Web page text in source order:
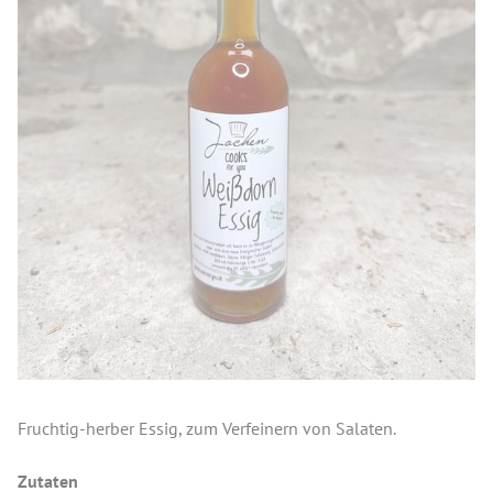
Fruchtig-herber Essig, zum Verfeinern von Salaten.
Zutaten